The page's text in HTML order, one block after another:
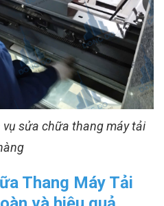
sửa chữa thang máy tải
Thang Máy Tải